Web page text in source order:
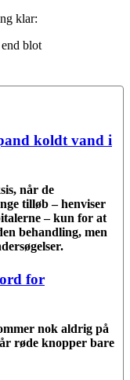
klar:
blot
koldt vand i
når de
tilløb – henviser
– kun for at
behandling, men
for
nok aldrig på
røde knopper bare